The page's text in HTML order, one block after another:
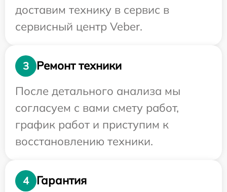
доставим технику в сервис в
сервисный центр Veber.
3
Ремонт техники
После детального анализа мы
согласуем с вами смету работ,
график работ и приступим к
восстановлению техники.
4
Гарантия